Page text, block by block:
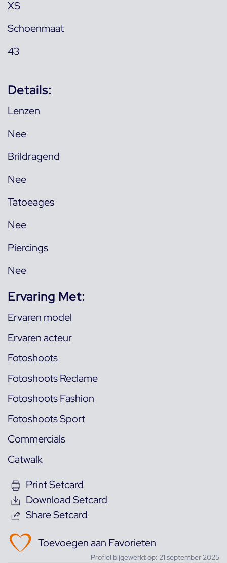
XS
Schoenmaat
43
Details:
Lenzen
Nee
Brildragend
Nee
Tatoeages
Nee
Piercings
Nee
Ervaring Met:
Ervaren model
Ervaren acteur
Fotoshoots
Fotoshoots Reclame
Fotoshoots Fashion
Fotoshoots Sport
Commercials
Catwalk
Print Setcard
Download Setcard
Share Setcard
Toevoegen aan Favorieten
Profiel bijgewerkt op: 21 september 2025